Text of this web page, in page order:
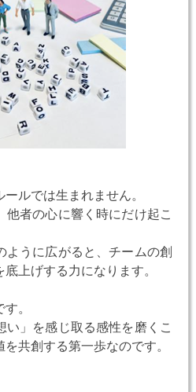
ルでは生まれません。
他者の心に響く時にだけ起こ
ように広がると、チームの創
上げする力になります。
。
い」を感じ取る感性を磨くこ
共創する第一歩なのです。